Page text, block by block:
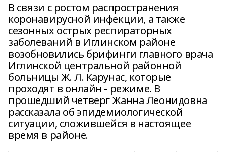
В связи с ростом распространения
коронавирусной инфекции, а также
сезонных острых респираторных
заболеваний в Иглинском районе
возобновились брифинги главного врача
Иглинской центральной районной
больницы Ж. Л. Карунас, которые
проходят в онлайн - режиме. В
прошедший четверг Жанна Леонидовна
рассказала об эпидемиологической
ситуации, сложившейся в настоящее
время в районе.